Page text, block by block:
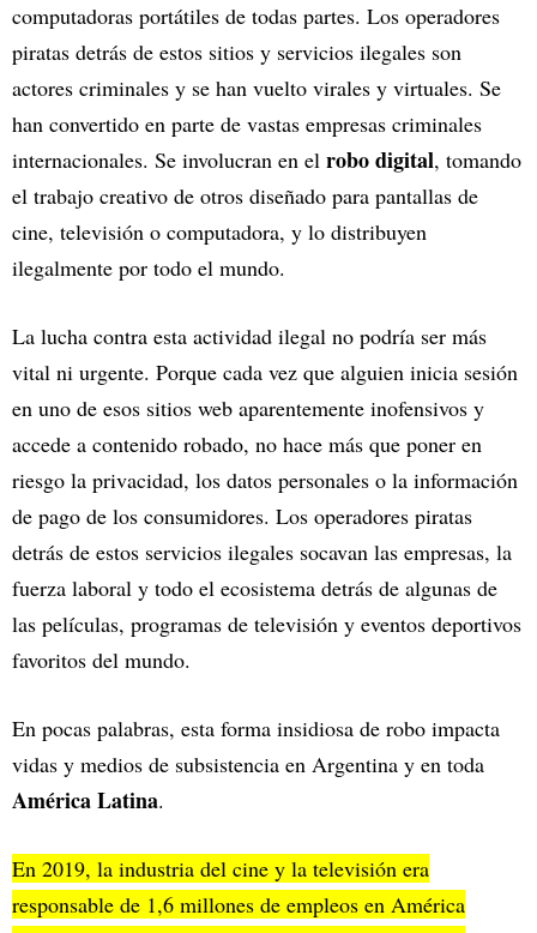
computadoras portátiles de todas partes. Los operadores
piratas detrás de estos sitios y servicios ilegales son
actores criminales y se han vuelto virales y virtuales. Se
han convertido en parte de vastas empresas criminales
internacionales. Se involucran en el robo digital, tomando
el trabajo creativo de otros diseñado para pantallas de
cine, televisión o computadora, y lo distribuyen
ilegalmente por todo el mundo.
La lucha contra esta actividad ilegal no podría ser más
vital ni urgente. Porque cada vez que alguien inicia sesión
en uno de esos sitios web aparentemente inofensivos y
accede a contenido robado, no hace más que poner en
riesgo la privacidad, los datos personales o la información
de pago de los consumidores. Los operadores piratas
detrás de estos servicios ilegales socavan las empresas, la
fuerza laboral y todo el ecosistema detrás de algunas de
las películas, programas de televisión y eventos deportivos
favoritos del mundo.
En pocas palabras, esta forma insidiosa de robo impacta
vidas y medios de subsistencia en Argentina y en toda
América Latina.
En 2019, la industria del cine y la televisión era
responsable de 1,6 millones de empleos en América